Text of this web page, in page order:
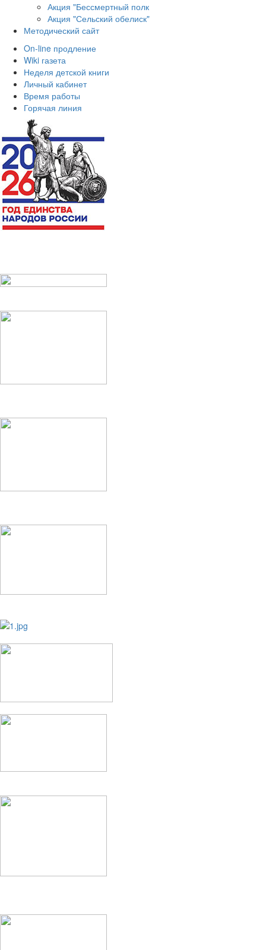
Акция "Бессмертный полк
Акция "Сельский обелиск"
Методический сайт
On-line продление
Wiki газета
Неделя детской книги
Личный кабинет
Время работы
Горячая линия